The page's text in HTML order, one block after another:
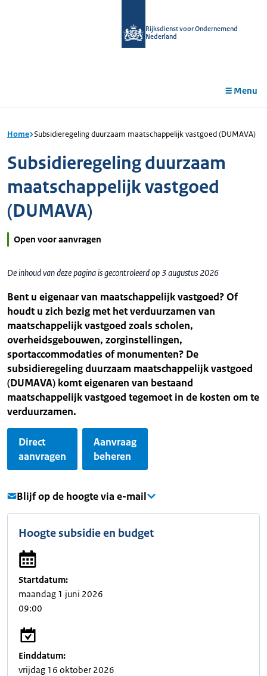
Rijksdienst voor Ondernemend
Nederland
Menu
Home Subsidieregeling duurzaam maatschappelijk vastgoed (DUMAVA)
Subsidieregeling duurzaam
maatschappelijk vastgoed
(DUMAVA)
Open voor aanvragen
De inhoud van deze pagina is gecontroleerd op 3 augustus 2026
Bent u eigenaar van maatschappelijk vastgoed? Of
houdt u zich bezig met het verduurzamen van
maatschappelijk vastgoed zoals scholen,
overheidsgebouwen, zorginstellingen,
sportaccommodaties of monumenten? De
subsidieregeling duurzaam maatschappelijk vastgoed
(DUMAVA) komt eigenaren van bestaand
maatschappelijk vastgoed tegemoet in de kosten om te
verduurzamen.
Direct
aanvragen
Aanvraag
beheren
Blijf op de hoogte via e-mail
Hoogte subsidie en budget
Startdatum:
maandag 1 juni 2026
09:00
Einddatum:
vrijdag 16 oktober 2026